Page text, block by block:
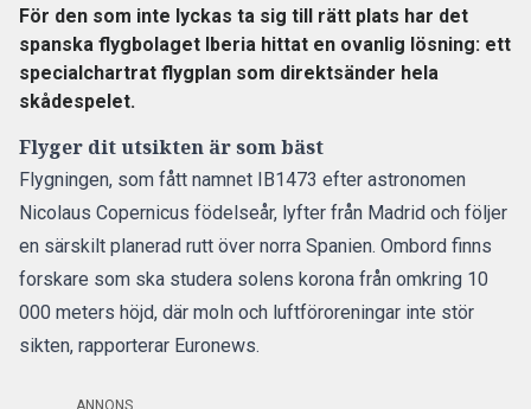
För den som inte lyckas ta sig till rätt plats har det
spanska flygbolaget Iberia hittat en ovanlig lösning: ett
specialchartrat flygplan som direktsänder hela
skådespelet.
Flyger dit utsikten är som bäst
Flygningen, som fått namnet IB1473 efter astronomen
Nicolaus Copernicus födelseår, lyfter från Madrid och följer
en särskilt planerad rutt över norra Spanien. Ombord finns
forskare som ska studera solens korona från omkring 10
000 meters höjd, där moln och luftföroreningar inte stör
sikten, rapporterar Euronews.
ANNONS